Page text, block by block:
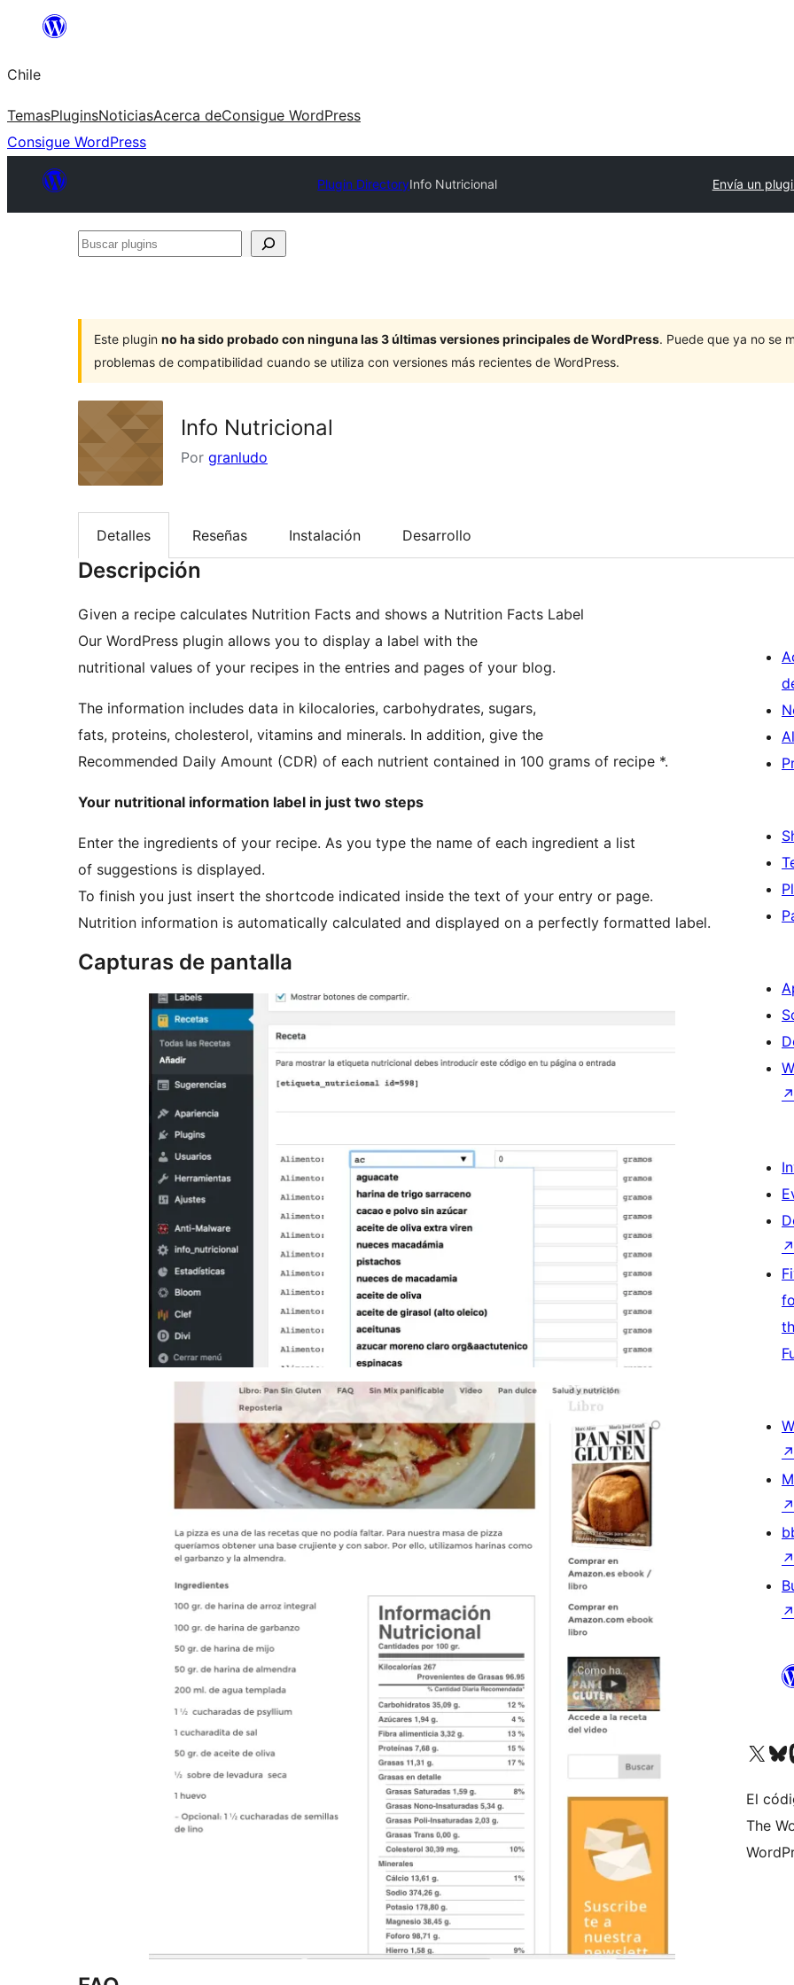
Saltar
contenido
Chile
TemasPluginsNoticiasAcerca deConsigue WordPress
Consigue WordPress
Plugin DirectoryInfo Nutricional Envía un
Buscar
Este plugin no ha sido probado con ninguna las 3 últimas versiones principales de WordPress. Puede que ya no se
problemas de compatibilidad cuando se utiliza con versiones más recientes de WordPress.
Info Nutricional
Por granludo
Detalles Reseñas Instalación Desarrollo
Descripción
Given a recipe calculates Nutrition Facts and shows a Nutrition Facts Label
Our WordPress plugin allows you to display a label with the
nutritional values of your recipes in the entries and pages of your blog.
The information includes data in kilocalories, carbohydrates, sugars,
fats, proteins, cholesterol, vitamins and minerals. In addition, give the
Recommended Daily Amount (CDR) of each nutrient contained in 100 grams of recipe *.
Your nutritional information label in just two steps
Enter the ingredients of your recipe. As you type the name of each ingredient a list
of suggestions is displayed.
To finish you just insert the shortcode indicated inside the text of your entry or page.
Nutrition information is automatically calculated and displayed on a perfectly formatted label.
Capturas de pantalla
↗
↗
↗
↗
↗
↗
Visita nuestra cuenta de
Visita
El
The